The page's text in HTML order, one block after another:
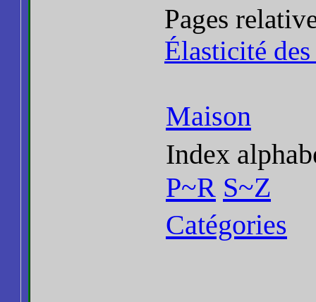
Pages
Élasticité
Maison
Index
P~R S~Z
Catégories